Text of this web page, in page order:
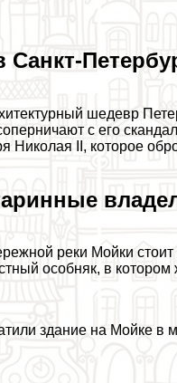
шедевр
с его
Николая II, которое
реки Мойки
особняк, в котором
здание на Мойке в